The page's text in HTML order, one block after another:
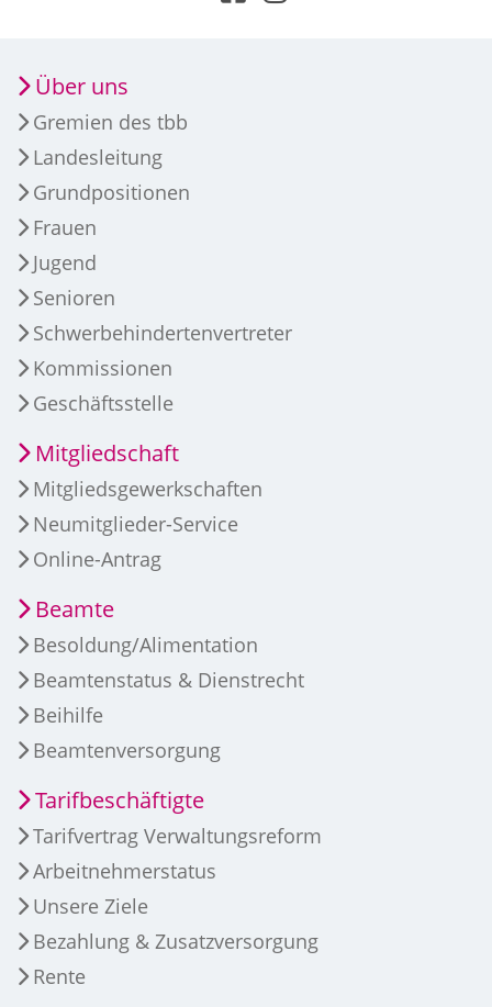
Über uns
Gremien des tbb
Landesleitung
Grundpositionen
Frauen
Jugend
Senioren
Schwerbehindertenvertreter
Kommissionen
Geschäftsstelle
Mitgliedschaft
Mitgliedsgewerkschaften
Neumitglieder-Service
Online-Antrag
Beamte
Besoldung/Alimentation
Beamtenstatus & Dienstrecht
Beihilfe
Beamtenversorgung
Tarifbeschäftigte
Tarifvertrag Verwaltungsreform
Arbeitnehmerstatus
Unsere Ziele
Bezahlung & Zusatzversorgung
Rente